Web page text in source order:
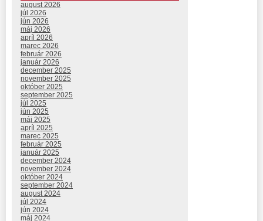
august 2026
júl 2026
jún 2026
máj 2026
apríl 2026
marec 2026
február 2026
január 2026
december 2025
november 2025
október 2025
september 2025
júl 2025
jún 2025
máj 2025
apríl 2025
marec 2025
február 2025
január 2025
december 2024
november 2024
október 2024
september 2024
august 2024
júl 2024
jún 2024
máj 2024